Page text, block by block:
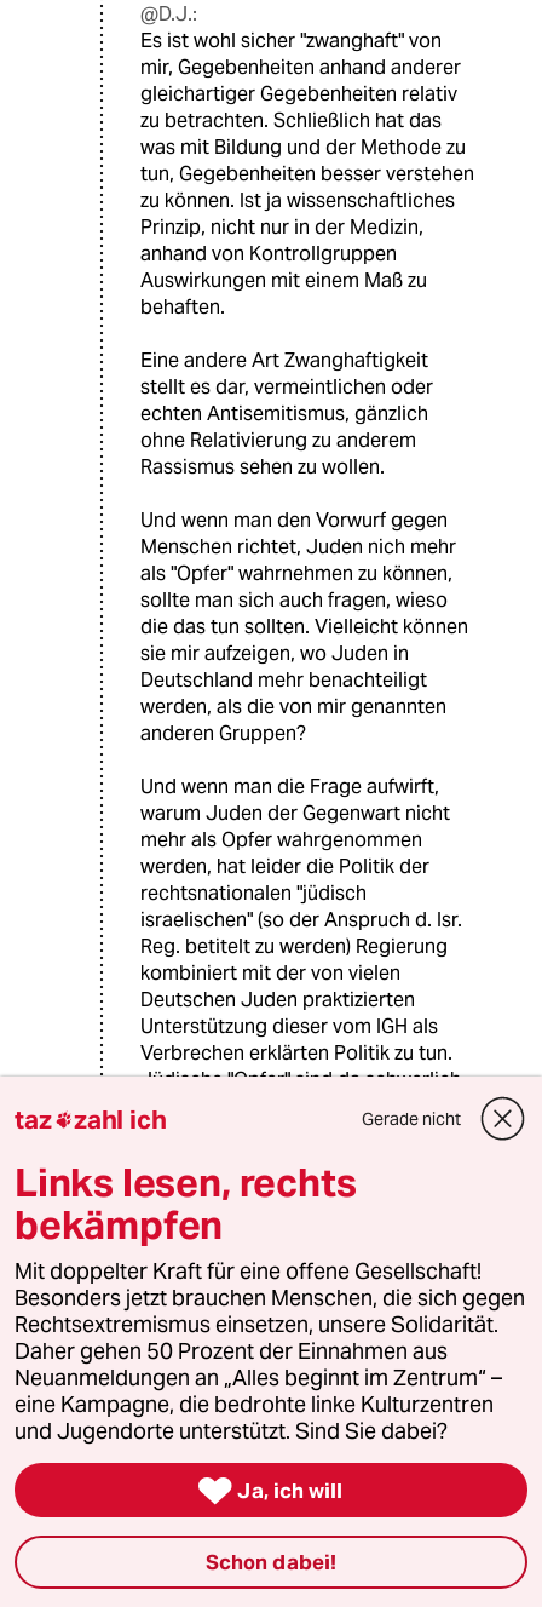
@D.J.:
Es ist wohl sicher "zwanghaft" von
mir, Gegebenheiten anhand anderer
gleichartiger Gegebenheiten relativ
zu betrachten. Schließlich hat das
was mit Bildung und der Methode zu
tun, Gegebenheiten besser verstehen
zu können. Ist ja wissenschaftliches
Prinzip, nicht nur in der Medizin,
anhand von Kontrollgruppen
Auswirkungen mit einem Maß zu
behaften.
Eine andere Art Zwanghaftigkeit
stellt es dar, vermeintlichen oder
echten Antisemitismus, gänzlich
ohne Relativierung zu anderem
Rassismus sehen zu wollen.
Und wenn man den Vorwurf gegen
Menschen richtet, Juden nich mehr
als "Opfer" wahrnehmen zu können,
sollte man sich auch fragen, wieso
die das tun sollten. Vielleicht können
sie mir aufzeigen, wo Juden in
Deutschland mehr benachteiligt
werden, als die von mir genannten
anderen Gruppen?
Und wenn man die Frage aufwirft,
warum Juden der Gegenwart nicht
mehr als Opfer wahrgenommen
werden, hat leider die Politik der
rechtsnationalen "jüdisch
israelischen" (so der Anspruch d. Isr.
Reg. betitelt zu werden) Regierung
kombiniert mit der von vielen
Deutschen Juden praktizierten
Unterstützung dieser vom IGH als
Verbrechen erklärten Politik zu tun.
Jüdische "Opfer" sind da schwerlich
zu erkennen, auch wenn es derer
genug gibt. Nämlich die Juden, die
unterstützen und die von anderen
Juden dafür verurteilt werden und
dweren Meinung hier weitestgehend
diskriminiert wird. So wie jene
Holocaustopfer hier:
http://www.lebenshaus-
alb.de/magazin/008686.html
Aber auch interessant, wenn Opfer
des Holocaust nun Opfer von
Hmmmm, ob das was damit zu tun
haben könnte, dass ihr von Linken
zum mutmaßlichen Islamisten
mutierter Türkdeutsche die Deutsche
taz zahl ich Gerade nicht
Links lesen, rechts
bekämpfen
Mit doppelter Kraft für eine offene Gesellschaft!
Besonders jetzt brauchen Menschen, die sich gegen
Rechtsextremismus einsetzen, unsere Solidarität.
Daher gehen 50 Prozent der Einnahmen aus
Neuanmeldungen an „Alles beginnt im Zentrum“ –
eine Kampagne, die bedrohte linke Kulturzentren
und Jugendorte unterstützt. Sind Sie dabei?
 Ja, ich will
Schon dabei!